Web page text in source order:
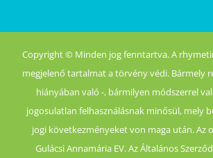
Copyright © Minden jog fenntartva. A
megjelenő tartalmat a törvény védi. Bármely
hiányában való -, bármilyen módszerrel
jogosulatlan felhasználásnak minősül, mely
jogi következményeket von maga után. Az
Gulácsi Annamária EV. Az Általános